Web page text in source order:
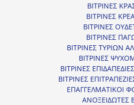
ΒΙΤΡΙΝΕΣ
ΒΙΤΡΙΝΕΣ
ΒΙΤΡΙΝΕΣ
ΒΙΤΡΙΝΕΣ
ΒΙΤΡΙΝΕΣ ΤΥΡΙΩΝ
ΒΙΤΡΙΝΕΣ
ΒΙΤΡΙΝΕΣ
ΒΙΤΡΙΝΕΣ
ΕΠΑΓΓΕΛΜΑΤΙΚΟΙ
ΑΝΟΞΕΙΔΩΤΕΣ